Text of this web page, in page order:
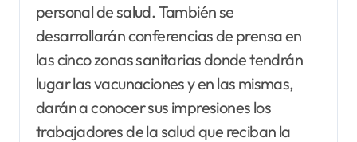
personal de salud. También se
desarrollarán conferencias de prensa en
las cinco zonas sanitarias donde tendrán
lugar las vacunaciones y en las mismas,
darán a conocer sus impresiones los
trabajadores de la salud que reciban la